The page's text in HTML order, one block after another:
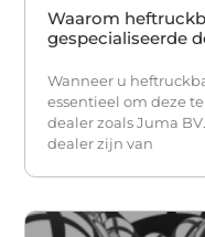
Waarom
gespecialiseerde
Wanneer u
essentieel om deze
dealer zoals Juma
dealer zijn van